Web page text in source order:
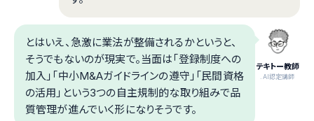
テキトー教師
.AI認定講師
とはいえ、急激に業法が整備されるかというと、
そうでもないのが現実で。当面は「登録制度への
加入」「中小M&Aガイドラインの遵守」「民間資格
の活用」という3つの自主規制的な取り組みで品
質管理が進んでいく形になりそうです。